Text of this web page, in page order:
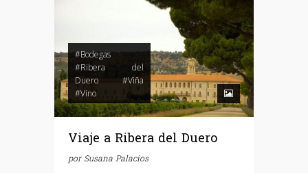
#Bodegas
#Ribera del
Duero
#Viña
#Vino
Viaje a Ribera del Duero
porSusana Palacios